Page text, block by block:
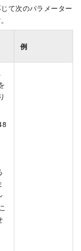
て次のパラメーター
例